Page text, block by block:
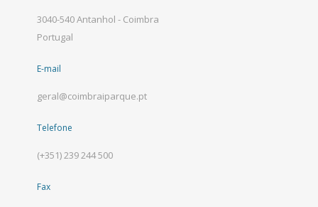
3040-540 Antanhol - Coimbra
Portugal
E-mail
geral@coimbraiparque.pt
Telefone
(+351) 239 244 500
Fax